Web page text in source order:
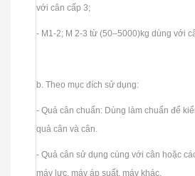
với cân cấp 3;
- M1-2; M 2-3 từ (50–5000)kg dùng với
b. Theo mục đích sử dụng:
- Quả cân chuẩn: Dùng làm chuẩn để
quả cân và cân.
- Quả cân sử dụng cùng với cân hoặc
máy lực, máy áp suất, máy khác.